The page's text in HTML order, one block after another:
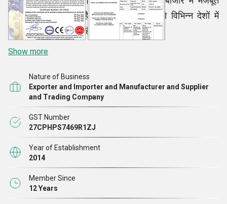
उपस्थिति स्थापित की है। हम अपने उत्पादों को विभिन्न देशों में
ग्राहकों को निर्यात करते हैं जैसे:
Show more
Nature of Business
Exporter and Importer and Manufacturer and Supplier
and Trading Company
GST Number
27CPHPS7469R1ZJ
Year of Establishment
2014
Member Since
12 Years